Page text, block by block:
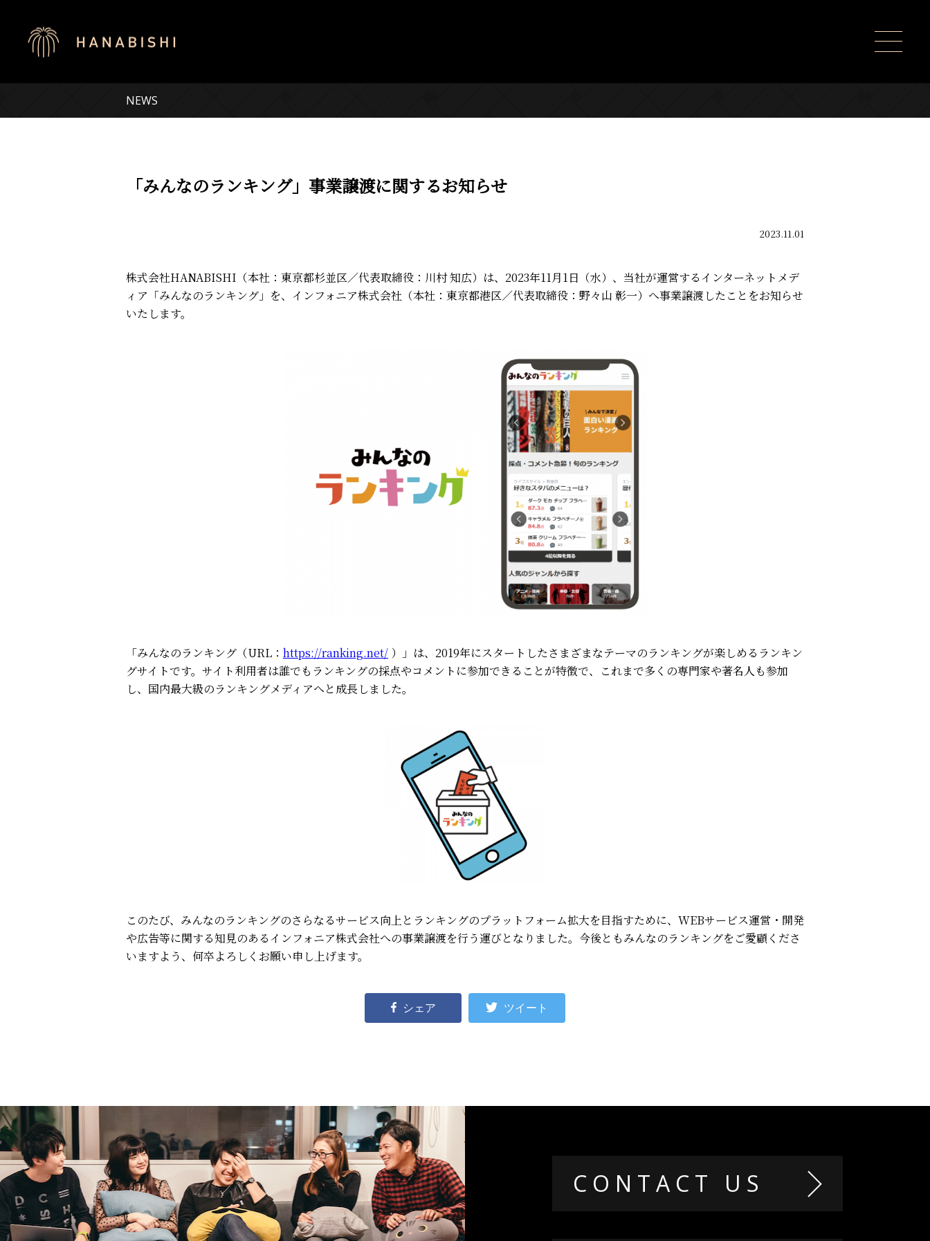
NEWS
「みんなのランキング」事業譲渡に関するお知らせ
2023.11.01
株式会社HANABISHI（本社：東京都杉並区／代表取締役：川村 知広）は、2023年11月1日（水）、当社が運営するインターネットメデ
ィア「みんなのランキング」を、インフォニア株式会社（本社：東京都港区／代表取締役：野々山 彰一）へ事業譲渡したことをお知らせ
いたします。
「みんなのランキング（URL： https://ranking.net/ ）」は、2019年にスタートしたさまざまなテーマのランキングが楽しめるランキン
グサイトです。サイト利用者は誰でもランキングの採点やコメントに参加できることが特徴で、これまで多くの専門家や著名人も参加
し、国内最大級のランキングメディアへと成長しました。
このたび、みんなのランキングのさらなるサービス向上とランキングのプラットフォーム拡大を目指すために、WEBサービス運営・開発
や広告等に関する知見のあるインフォニア株式会社への事業譲渡を行う運びとなりました。 今後ともみんなのランキングをご愛顧くださ
いますよう、何卒よろしくお願い申し上げます。
シェア ツイート
CONTACT US